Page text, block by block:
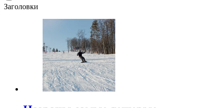
Заголовки